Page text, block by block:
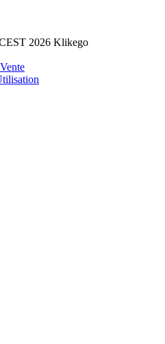
2026 Klikego